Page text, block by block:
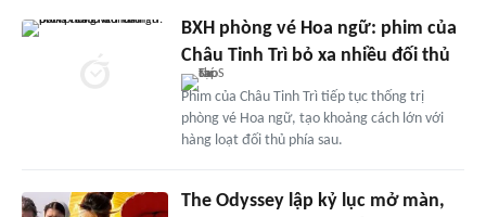
BXH phòng vé Hoa ngữ: phim của
Châu Tinh Trì bỏ xa nhiều đối thủ
Phim của Châu Tinh Trì tiếp tục thống trị
phòng vé Hoa ngữ, tạo khoảng cách lớn với
hàng loạt đối thủ phía sau.
The Odyssey lập kỷ lục mở màn,